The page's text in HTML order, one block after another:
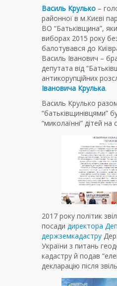
Василь Крулько –
районної в м.Києві
ВО “Батьківщина”,
виборах 2015 року
балотувався до
Василь Іванович –
депутата від
антикорупційних
Івановича Крулька.
Василь Крулько
“батьківщинівцями”
“миколаїнні” дітей на
2017 року політик
посади директора
держземкадастру
України з питань
кадастру й подав
декларацію після